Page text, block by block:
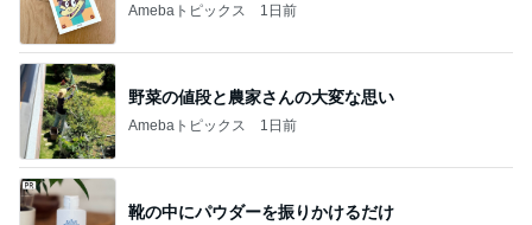
Amebaトピックス 1日前
野菜の値段と農家さんの大変な思い
Amebaトピックス 1日前
靴の中にパウダーを振りかけるだけ